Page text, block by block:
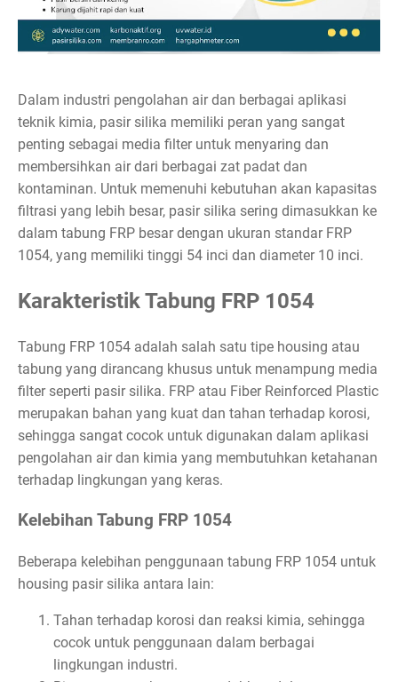
Dalam industri pengolahan air dan berbagai aplikasi
teknik kimia, pasir silika memiliki peran yang sangat
penting sebagai media filter untuk menyaring dan
membersihkan air dari berbagai zat padat dan
kontaminan. Untuk memenuhi kebutuhan akan kapasitas
filtrasi yang lebih besar, pasir silika sering dimasukkan ke
dalam tabung FRP besar dengan ukuran standar FRP
1054, yang memiliki tinggi 54 inci dan diameter 10 inci.
Karakteristik Tabung FRP 1054
Tabung FRP 1054 adalah salah satu tipe housing atau
tabung yang dirancang khusus untuk menampung media
filter seperti pasir silika. FRP atau Fiber Reinforced Plastic
merupakan bahan yang kuat dan tahan terhadap korosi,
sehingga sangat cocok untuk digunakan dalam aplikasi
pengolahan air dan kimia yang membutuhkan ketahanan
terhadap lingkungan yang keras.
Kelebihan Tabung FRP 1054
Beberapa kelebihan penggunaan tabung FRP 1054 untuk
housing pasir silika antara lain:
Tahan terhadap korosi dan reaksi kimia, sehingga
cocok untuk penggunaan dalam berbagai
lingkungan industri.